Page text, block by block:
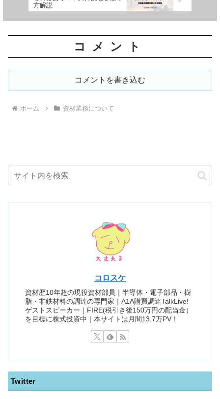
方解説
コメント
コメントを書き込む
ホーム 資材業務について
コロスケ
資材歴10年超の現役資材部員｜半導体・電子部品・樹
脂・非鉄材料の調達の専門家｜A1A購買調達TalkLive!
ゲストスピーカー｜FIRE(税引き後150万円の配当金）
を目標に株式投資中｜本サイトは月間13.7万PV！
Twitter